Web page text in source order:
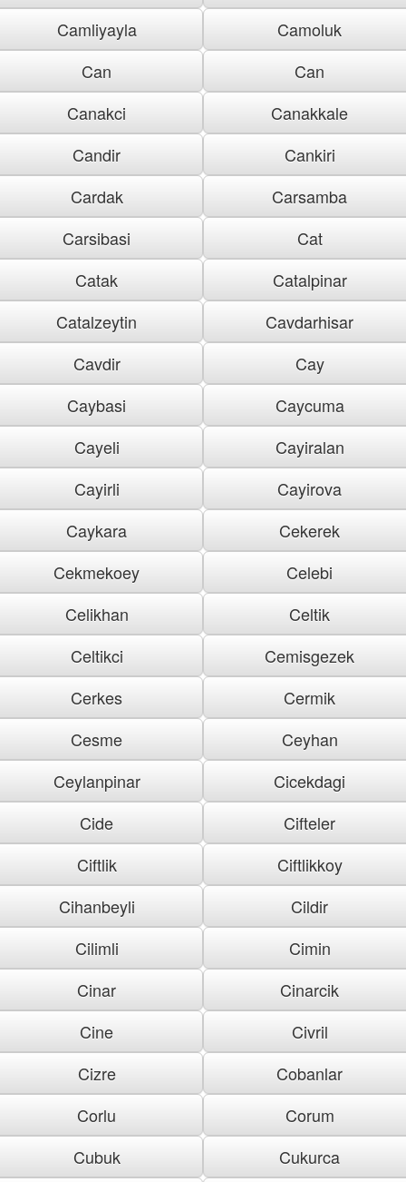
Camliyayla
Camoluk
Can
Can
Canakci
Canakkale
Candir
Cankiri
Cardak
Carsamba
Carsibasi
Cat
Catak
Catalpinar
Catalzeytin
Cavdarhisar
Cavdir
Cay
Caybasi
Caycuma
Cayeli
Cayiralan
Cayirli
Cayirova
Caykara
Cekerek
Cekmekoey
Celebi
Celikhan
Celtik
Celtikci
Cemisgezek
Cerkes
Cermik
Cesme
Ceyhan
Ceylanpinar
Cicekdagi
Cide
Cifteler
Ciftlik
Ciftlikkoy
Cihanbeyli
Cildir
Cilimli
Cimin
Cinar
Cinarcik
Cine
Civril
Cizre
Cobanlar
Corlu
Corum
Cubuk
Cukurca